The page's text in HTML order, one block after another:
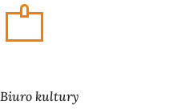
Biuro kultury